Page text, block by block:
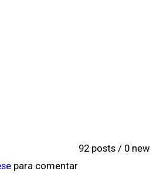
92 posts / 0 new
para comentar